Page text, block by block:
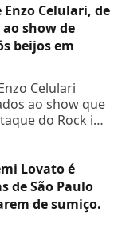
Rock in...
Celulari, de
show de
beijos em
Celulari
ao show que
do Rock in
nesta terça-
mostrou
Lovato é
de São Paulo
de sumiço.